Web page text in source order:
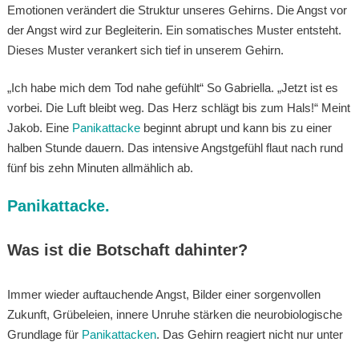
Emotionen verändert die Struktur unseres Gehirns. Die Angst vor
der Angst wird zur Begleiterin. Ein somatisches Muster entsteht.
Dieses Muster verankert sich tief in unserem Gehirn.
„Ich habe mich dem Tod nahe gefühlt“ So Gabriella. „Jetzt ist es
vorbei. Die Luft bleibt weg. Das Herz schlägt bis zum Hals!“ Meint
Jakob. Eine Panikattackebeginnt abrupt und kann bis zu einer
halben Stunde dauern. Das intensive Angstgefühl flaut nach rund
fünf bis zehn Minuten allmählich ab.
Panikattacke.
Was ist die Botschaft dahinter?
Immer wieder auftauchende Angst, Bilder einer sorgenvollen
Zukunft, Grübeleien, innere Unruhe stärken die neurobiologische
Grundlage für Panikattacken. Das Gehirn reagiert nicht nur unter